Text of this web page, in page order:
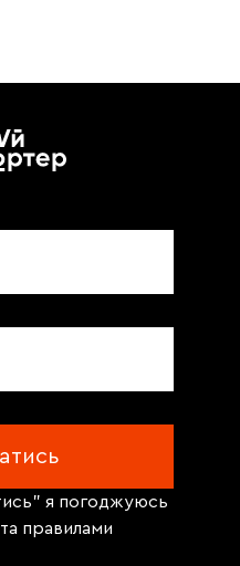
я погоджуюсь
та правилами